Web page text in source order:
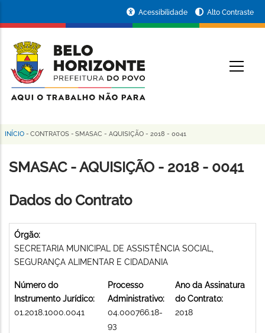
conteúdo
principal
da
Prefeitura
de
Horizonte
Acessibilidade Alto Contraste
Trilha
de
INÍCIO - CONTRATOS - SMASAC - AQUISIÇÃO - 2018 - 0041
SMASAC - AQUISIÇÃO - 2018 - 0041
Dados do Contrato
Órgão:
SECRETARIA MUNICIPAL DE ASSISTÊNCIA SOCIAL,
SEGURANÇA ALIMENTAR E CIDADANIA
Número do
Instrumento Jurídico:
01.2018.1000.0041
Processo
Administrativo:
04.000766.18-
93
Ano da Assinatura
do Contrato:
2018